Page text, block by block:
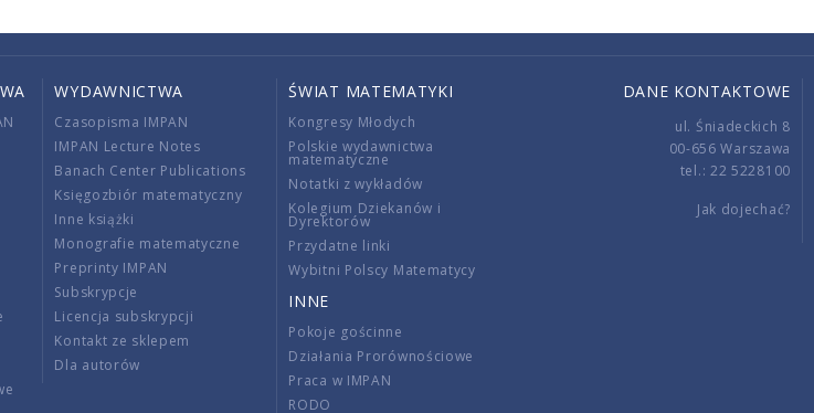
WYDAWNICTWA
Czasopisma IMPAN
IMPAN Lecture Notes
Banach Center Publications
Księgozbiór matematyczny
Inne książki
Monografie matematyczne
Preprinty IMPAN
Subskrypcje
Licencja subskrypcji
Kontakt ze sklepem
Dla autorów
ŚWIAT MATEMATYKI
Kongresy Młodych
Polskie wydawnictwa
matematyczne
Notatki z wykładów
Kolegium Dziekanów i
Dyrektorów
Przydatne linki
Wybitni Polscy Matematycy
INNE
Pokoje gościnne
Działania Prorównościowe
Praca w IMPAN
RODO
DANE KONTAKTOWE
ul. Śniadeckich 8
00-656 Warszawa
tel.: 22 5228100
Jak dojechać?